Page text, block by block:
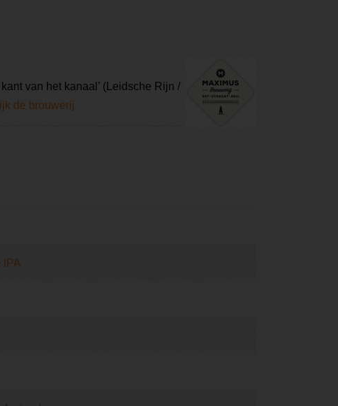
van het kanaal’ (Leidsche Rijn /
de brouwerij
IPA